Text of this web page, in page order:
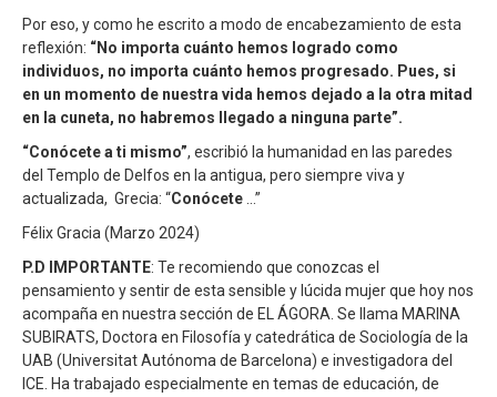
Por eso, y como he escrito a modo de encabezamiento de esta
reflexión: “No importa cuánto hemos logrado como
individuos, no importa cuánto hemos progresado. Pues, si
en un momento de nuestra vida hemos dejado a la otra mitad
en la cuneta, no habremos llegado a ninguna parte”.
“Conócete a ti mismo”, escribió la humanidad en las paredes
del Templo de Delfos en la antigua, pero siempre viva y
actualizada, Grecia: “Conócete
…”
Félix Gracia (Marzo 2024)
P.D IMPORTANTE: Te recomiendo que conozcas el
pensamiento y sentir de esta sensible y lúcida mujer que hoy nos
acompaña en nuestra sección de EL ÁGORA. Se llama MARINA
SUBIRATS, Doctora en Filosofía y catedrática de Sociología de la
UAB (Universitat Autónoma de Barcelona) e investigadora del
ICE. Ha trabajado especialmente en temas de educación, de